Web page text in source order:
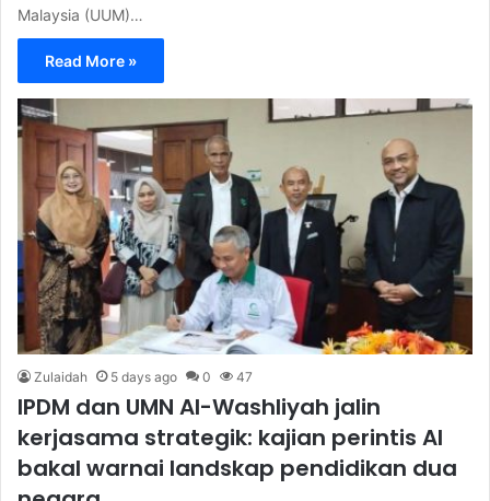
Malaysia (UUM)…
Read More »
Zulaidah 5 days ago 0 47
IPDM dan UMN Al-Washliyah jalin
kerjasama strategik: kajian perintis AI
bakal warnai landskap pendidikan dua